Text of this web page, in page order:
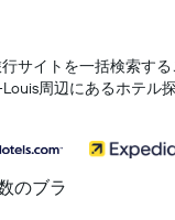
行サイトを一括検索す
周辺にあるホテル
のブラ